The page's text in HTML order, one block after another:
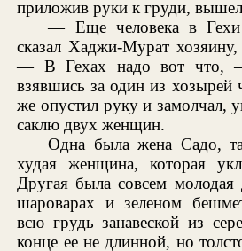
приложив руки к груди,
— Еще человека в
сказал Хаджи-Мурат
— В Гехах надо вот что,
взявшись за один из хозырей
же опустил руку и замолчал,
саклю двух женщин.
Одна была жена Садо,
худая женщина, которая
Другая была совсем молодая
шароварах и зеленом
всю грудь занавеской из
конце ее не длинной, но